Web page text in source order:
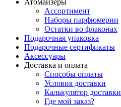
Атомайзеры
Ассортимент
Наборы парфюмерии
Остатки во флаконах
Подарочная упаковка
Подарочные сертификаты
Аксессуары
Доставка и оплата
Способы оплаты
Условия доставки
Калькулятор доставки
Где мой заказ?